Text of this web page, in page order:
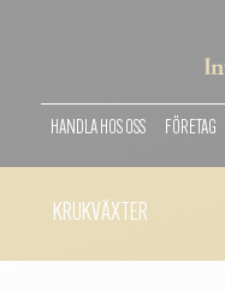
HANDLA HOS OSS FÖRETAG
KRUKVÄXTER